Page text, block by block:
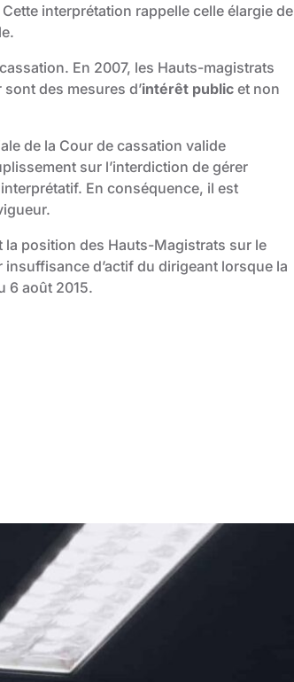
interprétation rappelle celle élargie de
En 2007, les Hauts-magistrats
des mesures d’intérêt publicet non
de la Cour de cassation valide
sur l’interdiction de gérer
En conséquence, il est
la position des Hauts-Magistrats sur le
d’actif du dirigeant lorsque la
6 août 2015.